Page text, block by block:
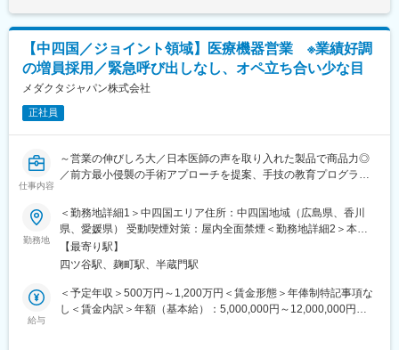
https://www.dentsplysirona.com/ja-jp
＜過去入社者のご経歴＞
医療機器エンジニア、自動車整備士、エレベーター／自動ドアの
保守点検修理、大型空調機のメンテナンス、建築設備（ICカー
ド）、宅配ボックスの設置・修理、コピー機保守点検修理など。
電話対応はありません。
・休日出勤は医療機器の設置などで発生する場合がありますが、
・夜間対応・緊急呼出しはありません。
・直行直帰も可能です。
■入社後の研修・フォロー体制：
入社後は全体オリエンテーションから始まり、製品ごとの知識研
修を行います。
トレーニング施設にて、より実務に近い実践的な研修も受講可能
す。賃金はあくまでも目安の金額であり、選考を通じて上下する
可能性があります。月給(月額)は固定手当を含めた表記です。
【中四国／ジョイント領域】医療機器営業 ※業績好調
の増員採用／緊急呼び出しなし、オペ立ち合い少な目
メダクタジャパン株式会社
正社員
仕事内容
～営業の伸びしろ大／日本医師の声を取り入れた製品で商品力◎
／前方最小侵襲の手術アプローチを提案、手技の教育プログラム
▽概要
・同社はスイスに本社を置き、世界45か国で事業展開するジョイ
ント・スパイン領域の医療機器メーカーです。
・患者の肉体的負担が少ない、前方最小侵襲手術（AIMS）に強み
を持っています。製品のほか、医師に向けた手技の教育プログラ
ムやAR技術を用いたサポートシステムも提供しており、既にグロ
勤務地
＜勤務地詳細1＞中四国エリア住所：中四国地域（広島県、香川
県、愛媛県） 受動喫煙対策：屋内全面禁煙＜勤務地詳細2＞本社
住所：東京都千代田区麹町5-3-5 麹町中田ビル2階勤務地最寄駅：
JR・東京メトロ線／四ツ谷駅受動喫煙対策：屋内全面禁煙変更の
【最寄り駅】
四ツ谷駅、麹町駅、半蔵門駅
給与
＜予定年収＞500万円～1,200万円＜賃金形態＞年俸制特記事項な
し＜賃金内訳＞年額（基本給）：5,000,000円～12,000,000円＜